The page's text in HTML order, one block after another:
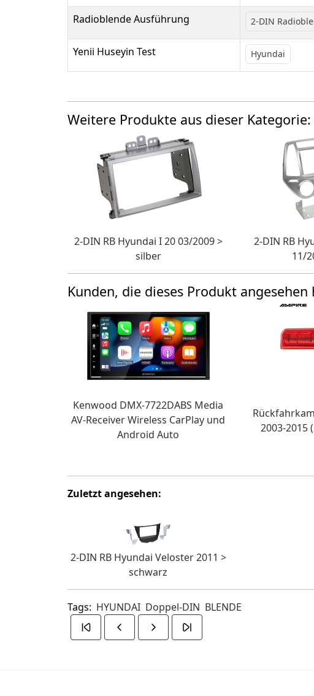
Radioblende Ausführung 2-DIN
Yenii Huseyin Test Hyundai
Weitere Produkte aus dieser Kategorie:
2-DIN RB Hyundai I 20 03/2009 >
silber
2-DIN RB
11/
Kunden, die dieses Produkt
Kenwood DMX-7722DABS Media
AV-Receiver Wireless CarPlay und
Android Auto
2003-2015
Zuletzt angesehen:
2-DIN RB Hyundai Veloster 2011 >
schwarz
Tags: HYUNDAI Doppel-DIN BLENDE